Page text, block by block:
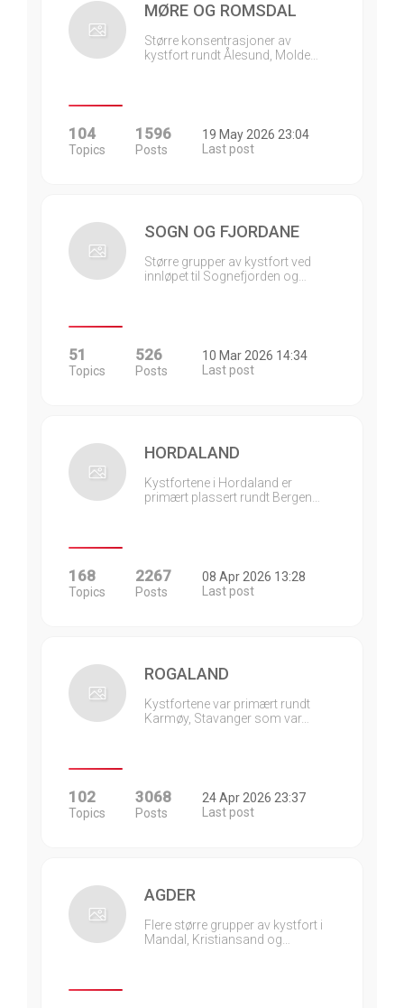
MØRE OG ROMSDAL
Større konsentrasjoner av
kystfort rundt Ålesund, Molde…
104
Topics
1596
Posts
19 May 2026 23:04
Last post
SOGN OG FJORDANE
Større grupper av kystfort ved
innløpet til Sognefjorden og…
51
Topics
526
Posts
10 Mar 2026 14:34
Last post
HORDALAND
Kystfortene i Hordaland er
primært plassert rundt Bergen…
168
Topics
2267
Posts
08 Apr 2026 13:28
Last post
ROGALAND
Kystfortene var primært rundt
Karmøy, Stavanger som var…
102
Topics
3068
Posts
24 Apr 2026 23:37
Last post
AGDER
Flere større grupper av kystfort i
Mandal, Kristiansand og…